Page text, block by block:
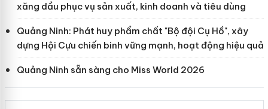
xăng dầu phục vụ sản xuất, kinh doanh và tiêu dùng
Quảng Ninh: Phát huy phẩm chất "Bộ đội Cụ Hồ", xây
dựng Hội Cựu chiến binh vững mạnh, hoạt động hiệu quả
Quảng Ninh sẵn sàng cho Miss World 2026